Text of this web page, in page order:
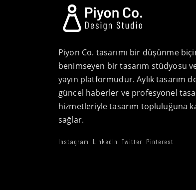
Piyon Co. tasarımı bir düşünme
benimseyen bir tasarım stüdyosu
yayın platformudur. Aylık tasarım
güncel haberler ve profesyonel
hizmetleriyle tasarım topluluğuna
sağlar.
Instagram LinkedIn Twitter Pinterest